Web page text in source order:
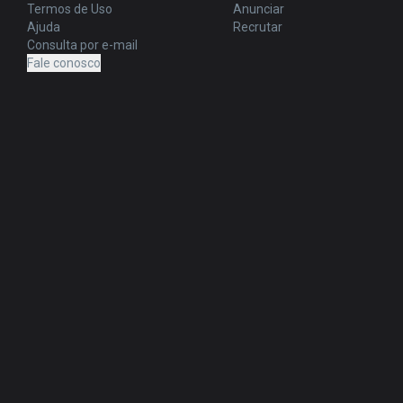
Termos de Uso
Ajuda
Consulta por e-mail
Fale conosco
Anunciar
Recrutar